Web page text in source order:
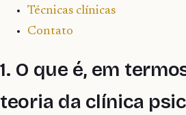
Técnicas clínicas
Contato
1. O que é, em
teoria da clínica